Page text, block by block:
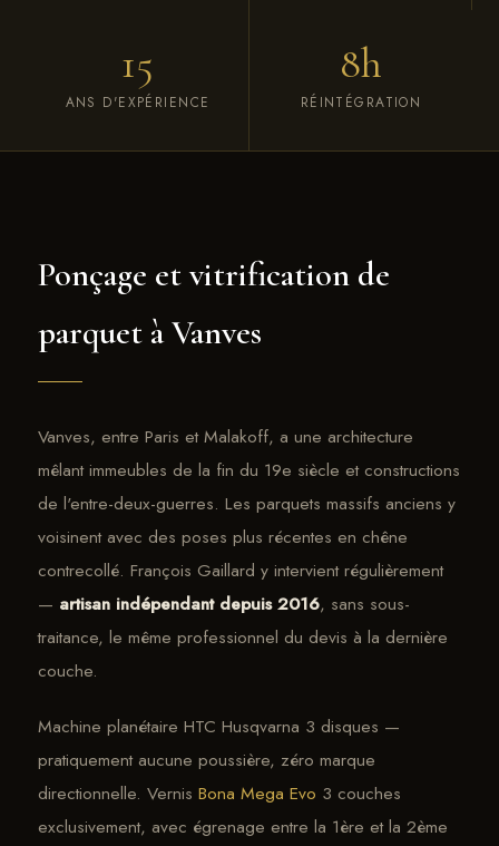
15
ANS D'EXPÉRIENCE
8h
RÉINTÉGRATION
Ponçage et vitrification de
parquet à Vanves
Vanves, entre Paris et Malakoff, a une architecture
mêlant immeubles de la fin du 19e siècle et constructions
de l'entre-deux-guerres. Les parquets massifs anciens y
voisinent avec des poses plus récentes en chêne
contrecollé. François Gaillard y intervient régulièrement
— artisan indépendant depuis 2016, sans sous-
traitance, le même professionnel du devis à la dernière
couche.
Machine planétaire HTC Husqvarna 3 disques —
pratiquement aucune poussière, zéro marque
directionnelle. Vernis Bona Mega Evo 3 couches
exclusivement, avec égrenage entre la 1ère et la 2ème